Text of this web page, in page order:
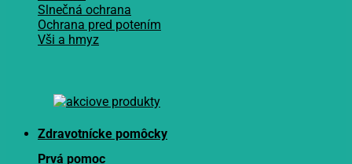
Slnečná ochrana
Ochrana pred potením
Vši a hmyz
Zdravotnícke pomôcky
Prvá pomoc